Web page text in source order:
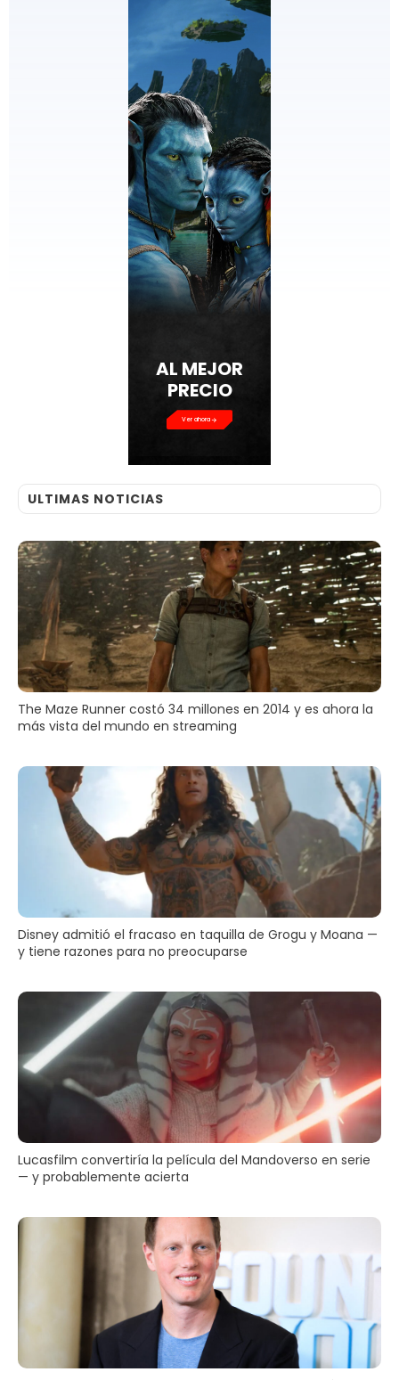
AL MEJOR
PRECIO
Ver ahora
ULTIMAS NOTICIAS
The Maze Runner costó 34 millones en 2014 y es ahora la
más vista del mundo en streaming
Disney admitió el fracaso en taquilla de Grogu y Moana —
y tiene razones para no preocuparse
Lucasfilm convertiría la película del Mandoverso en serie
— y probablemente acierta